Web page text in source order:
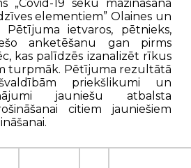
„Covid-19 seku mazināšana
elementiem” Olaines un
Pētījuma ietvaros, pētnieks,
anketēšanu gan pirms
kas palīdzēs izanalizēt rīkus
turpmāk. Pētījuma rezultātā
priekšlikumi un
jauniešu atbalsta
citiem jauniešiem